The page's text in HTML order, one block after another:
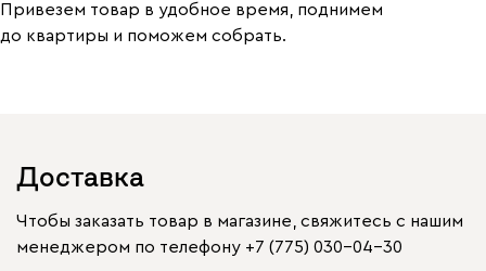
Привезем товар в удобное время, поднимем
до квартиры и поможем собрать.
Доставка
Чтобы заказать товар в магазине, свяжитесь с нашим
менеджером по телефону +7 (775) 030-04-30